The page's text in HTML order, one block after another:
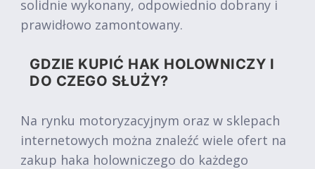
solidnie wykonany, odpowiednio dobrany i
prawidłowo zamontowany.
GDZIE KUPIĆ HAK HOLOWNICZY I
DO CZEGO SŁUŻY?
Na rynku motoryzacyjnym oraz w sklepach
internetowych można znaleźć wiele ofert na
zakup haka holowniczego do każdego